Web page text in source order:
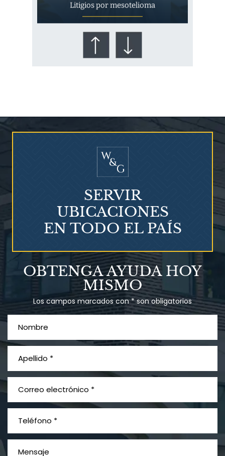
Litigios por mesotelioma
¿Quién corre el riesgo de
Talco en polvo
Ovary cancer
¿Qué es el mesotelioma?
OBTENGA AYUDA HOY
MISMO
Los campos marcados con * son obligatorios
SERVIR
UBICACIONES
EN TODO EL PAÍS